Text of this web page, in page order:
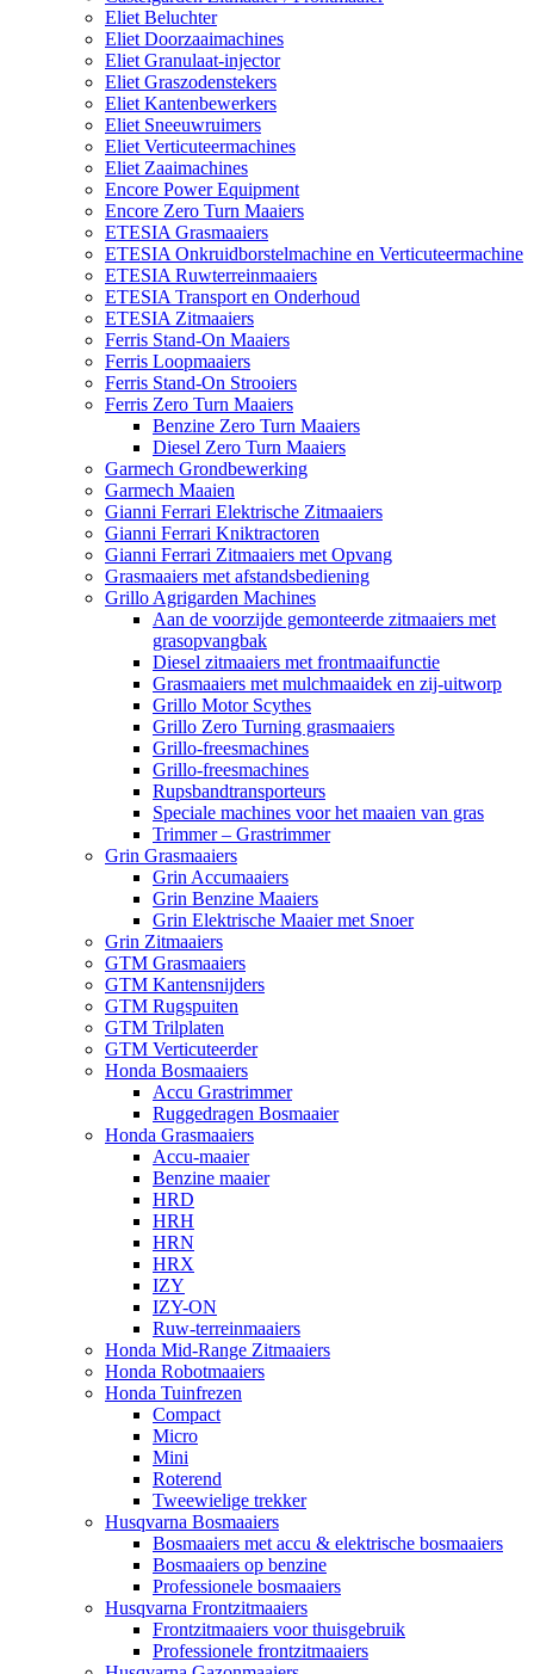
Eliet Beluchter
Eliet Doorzaaimachines
Eliet Granulaat-injector
Eliet Graszodenstekers
Eliet Kantenbewerkers
Eliet Sneeuwruimers
Eliet Verticuteermachines
Eliet Zaaimachines
Encore Power Equipment
Encore Zero Turn Maaiers
ETESIA Grasmaaiers
ETESIA Onkruidborstelmachine en Verticuteermachine
ETESIA Ruwterreinmaaiers
ETESIA Transport en Onderhoud
ETESIA Zitmaaiers
Ferris Stand-On Maaiers
Ferris Loopmaaiers
Ferris Stand-On Strooiers
Ferris Zero Turn Maaiers
Benzine Zero Turn Maaiers
Diesel Zero Turn Maaiers
Garmech Grondbewerking
Garmech Maaien
Gianni Ferrari Elektrische Zitmaaiers
Gianni Ferrari Kniktractoren
Gianni Ferrari Zitmaaiers met Opvang
Grasmaaiers met afstandsbediening
Grillo Agrigarden Machines
Aan de voorzijde gemonteerde zitmaaiers met
grasopvangbak
Diesel zitmaaiers met frontmaaifunctie
Grasmaaiers met mulchmaaidek en zij-uitworp
Grillo Motor Scythes
Grillo Zero Turning grasmaaiers
Grillo-freesmachines
Grillo-freesmachines
Rupsbandtransporteurs
Speciale machines voor het maaien van gras
Trimmer – Grastrimmer
Grin Grasmaaiers
Grin Accumaaiers
Grin Benzine Maaiers
Grin Elektrische Maaier met Snoer
Grin Zitmaaiers
GTM Grasmaaiers
GTM Kantensnijders
GTM Rugspuiten
GTM Trilplaten
GTM Verticuteerder
Honda Bosmaaiers
Accu Grastrimmer
Ruggedragen Bosmaaier
Honda Grasmaaiers
Accu-maaier
Benzine maaier
HRD
HRH
HRN
HRX
IZY
IZY-ON
Ruw-terreinmaaiers
Honda Mid-Range Zitmaaiers
Honda Robotmaaiers
Honda Tuinfrezen
Compact
Micro
Mini
Roterend
Tweewielige trekker
Husqvarna Bosmaaiers
Bosmaaiers met accu & elektrische bosmaaiers
Bosmaaiers op benzine
Professionele bosmaaiers
Husqvarna Frontzitmaaiers
Frontzitmaaiers voor thuisgebruik
Professionele frontzitmaaiers